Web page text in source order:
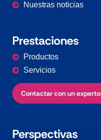
Nuestras noticias
Prestaciones
Productos
Servicios
Contactar con un experto
Perspectivas